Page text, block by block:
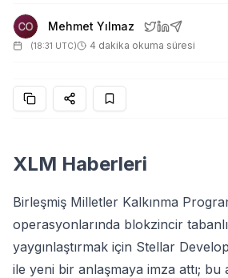
Mehmet Yılmaz
(18:31 UTC) 4 dakika okuma süresi
XLM Haberleri
Birleşmiş Milletler Kalkınma
operasyonlarında blokzincir
yaygınlaştırmak için Stellar
ile yeni bir anlaşmaya imza attı; bu